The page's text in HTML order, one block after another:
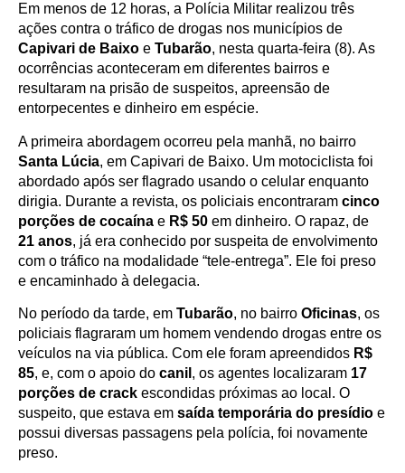
Em menos de 12 horas, a Polícia Militar realizou três
ações contra o tráfico de drogas nos municípios de
Capivari de Baixo e Tubarão, nesta quarta-feira (8). As
ocorrências aconteceram em diferentes bairros e
resultaram na prisão de suspeitos, apreensão de
entorpecentes e dinheiro em espécie.
A primeira abordagem ocorreu pela manhã, no bairro
Santa Lúcia, em Capivari de Baixo. Um motociclista foi
abordado após ser flagrado usando o celular enquanto
dirigia. Durante a revista, os policiais encontraram cinco
porções de cocaína e R$ 50 em dinheiro. O rapaz, de
21 anos, já era conhecido por suspeita de envolvimento
com o tráfico na modalidade “tele-entrega”. Ele foi preso
e encaminhado à delegacia.
No período da tarde, em Tubarão, no bairro Oficinas, os
policiais flagraram um homem vendendo drogas entre os
veículos na via pública. Com ele foram apreendidos R$
85, e, com o apoio do canil , os agentes localizaram 17
porções de crack escondidas próximas ao local. O
suspeito, que estava em saída temporária do presídio e
possui diversas passagens pela polícia, foi novamente
preso.